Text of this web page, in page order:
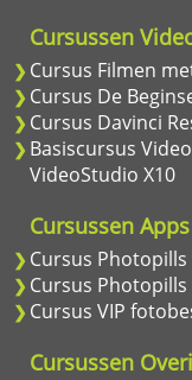
Cursussen
Cursus Filmen
Cursus De
Cursus Davinci
Basiscursus
VideoStudio X10
Cursussen Apps
Cursus
Cursus
Cursus VIP
Cursussen